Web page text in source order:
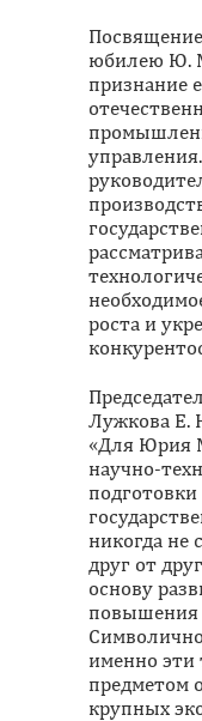
юбилею Ю.
признание
роста и
Лужкова Е.
«Для Юрия
научно-
никогда не
друг от
основу
повышения
именно эти
предметом
крупных